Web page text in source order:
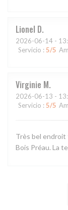
Lionel D
2026-06-14 -
Servicio : 5/5
Virginie M
2026-06-13 -
Servicio : 5/5
Très bel endroit
Bois Préau. La